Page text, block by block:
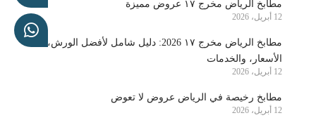
مطابخ الرياض مخرج ١٧ عروض مميزة
12 أبريل، 2026
مطابخ الرياض مخرج ١٧ 2026: دليل شامل لأفضل الورش،
الأسعار، والخدمات
12 أبريل، 2026
مطابخ رخيصة في الرياض عروض لا تعوض
12 أبريل، 2026